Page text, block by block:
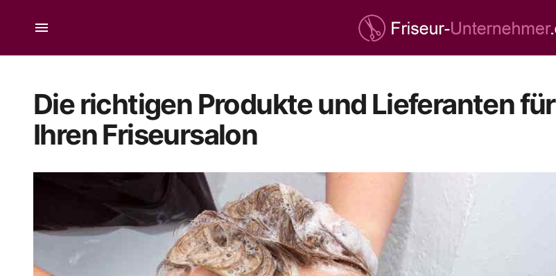
Die richtigen Produkte und Lieferanten für
Ihren Friseursalon